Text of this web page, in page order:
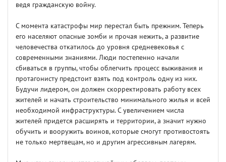
ведя гражданскую войну.
С момента катастрофы мир перестал быть прежним. Теперь
его населяют опасные зомби и прочая нежить, а развитие
человечества откатилось до уровня средневековья с
современными знаниями. Люди постепенно начали
сбиваться в группы, чтобы облегчить процесс выживания и
протагонисту предстоит взять под контроль одну из них.
Будучи лидером, он должен скорректировать работу всех
жителей и начать строительство минимального жилья и всей
необходимой инфраструктуры. С увеличением числа
жителей придется расширять и территории, а значит нужно
обучить и вооружить воинов, которые смогут противостоять
не только мертвецам, но и другим агрессивным лагерям.